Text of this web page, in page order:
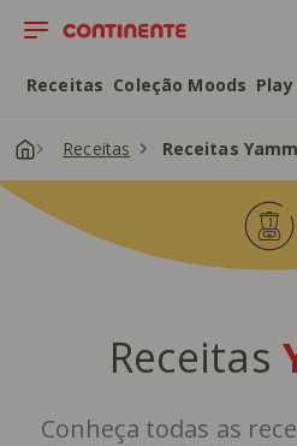
Saltar para o conteúdo
Receitas Coleção Moods Play
Receitas Receitas
Receitas
Conheça todas as